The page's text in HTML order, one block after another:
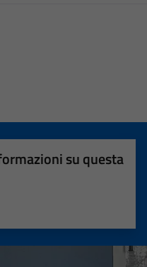
su questa
5